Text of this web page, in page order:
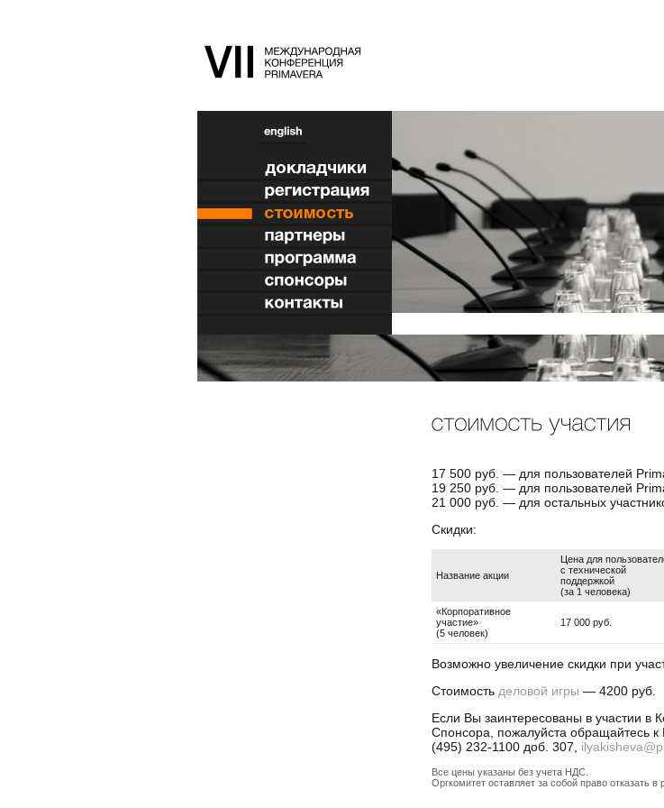
17 500 руб. — для пользователей
19 250 руб. — для пользователей
21 000 руб. — для остальных
Скидки:
Название акции
Цена для
с технической
поддержкой
(за 1 человека)
«Корпоративное
участие»
(5 человек)
17 000 руб.
Возможно увеличение скидки при
Стоимость деловой игры — 4200 руб.
Если Вы заинтересованы в участии в
Спонсора, пожалуйста обращайтесь
(495) 232-1100 доб. 307,
Все цены указаны без учета НДС.
Оргкомитет оставляет за собой право отказать